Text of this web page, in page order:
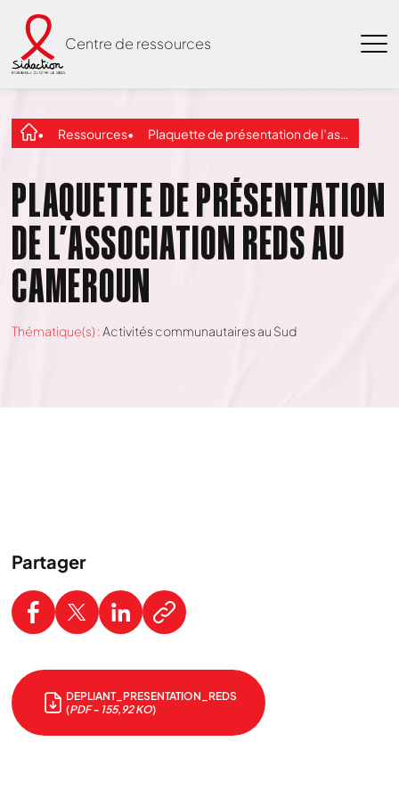
Centre de ressources
Ressources Plaquette de présentation de l’association REDS au Cameroun
PLAQUETTE DE PRÉSENTATION
DE L’ASSOCIATION REDS AU
CAMEROUN
Thématique(s) :Activités communautaires au Sud
Partager
DEPLIANT_PRESENTATION_REDS
(PDF - 155,92 KO)